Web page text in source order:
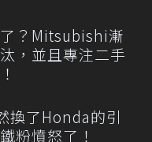
？Mitsubishi漸
，並且專注二手
換了Honda的引
粉憤怒了！